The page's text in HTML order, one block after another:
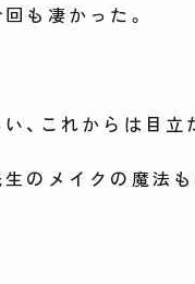
も凄かった。
、これからは目
のメイクの魔法